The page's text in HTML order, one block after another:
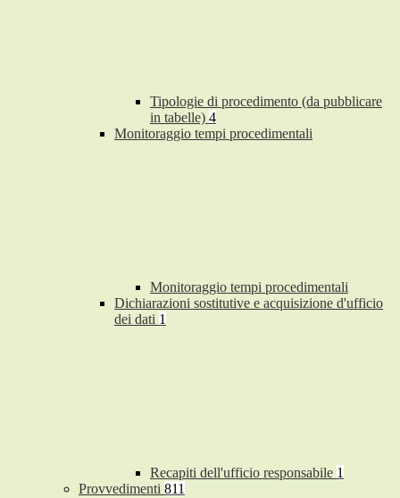
Tipologie di procedimento (da pubblicare
in tabelle) 4
Monitoraggio tempi procedimentali
Monitoraggio tempi procedimentali
Dichiarazioni sostitutive e acquisizione d'ufficio
dei dati 1
Recapiti dell'ufficio responsabile 1
Provvedimenti 811